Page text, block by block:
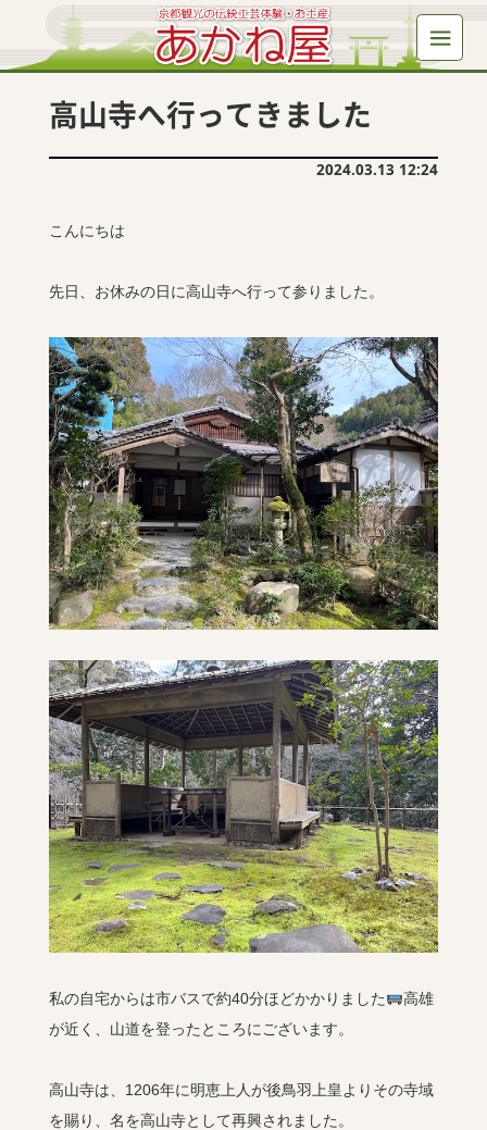
高山寺へ行ってきました
2024.03.13 12:24
こんにちは
先日、お休みの日に高山寺へ行って参りました。
私の自宅からは市バスで約40分ほどかかりました
高雄
が近く、山道を登ったところにございます。
高山寺は、1206年に明恵上人が後鳥羽上皇よりその寺域
を賜り、名を高山寺として再興されました。